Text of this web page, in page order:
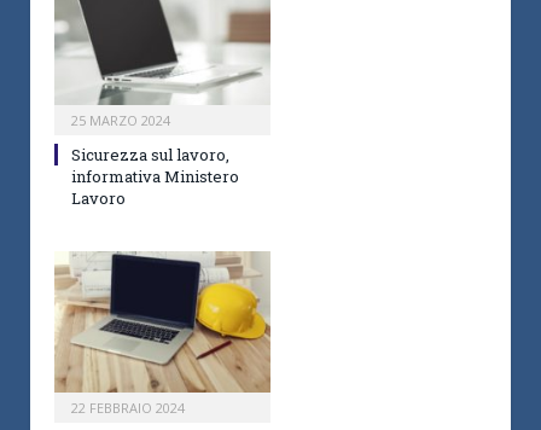
25 MARZO 2024
Sicurezza sul lavoro,
informativa Ministero
Lavoro
22 FEBBRAIO 2024